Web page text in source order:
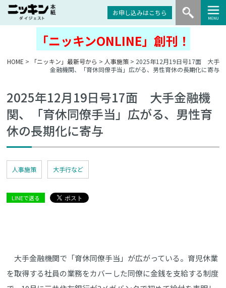
お申し込みはこちら
「ニッキンONLINE」創刊！
HOME > 「ニッキン」最新号から > 人事施策> 2025年12月19日号17面 大手
金融機関、「育休同僚手当」広がる、男性育休の長期化に寄与
2025年12月19日号17面 大手金融機
関、「育休同僚手当」広がる、男性育
休の長期化に寄与
人事施策 大手行など
LINEで送る
大手金融機関で「育休同僚手当」が広がっている。育児休業
を取得する社員の業務をカバーした同僚に金銭を支給する制度